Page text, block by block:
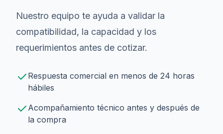
Nuestro equipo te ayuda a validar la
compatibilidad, la capacidad y los
requerimientos antes de cotizar.
Respuesta comercial en menos de 24 horas
hábiles
Acompañamiento técnico antes y después de
la compra